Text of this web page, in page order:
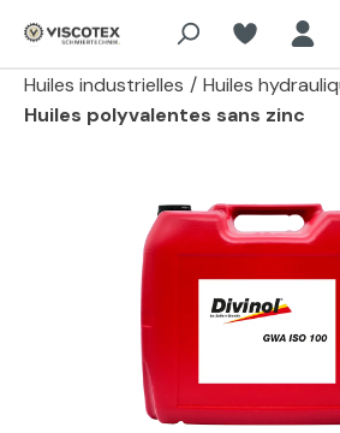
Aller au contenu principal
Huiles industrielles / Huiles
Huiles polyvalentes sans zinc